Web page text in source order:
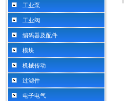
工业泵
工业阀
编码器及配件
模块
机械传动
过滤件
电子电气